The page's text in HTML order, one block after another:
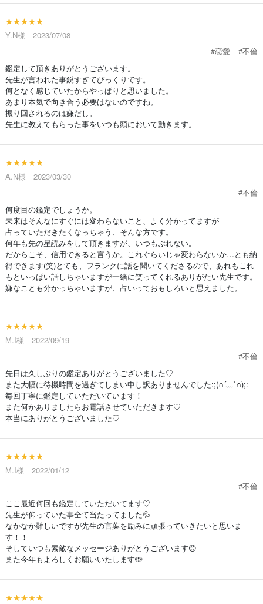
★★★★★
Y.N様 2023/07/08
#恋愛
#不倫
鑑定して頂きありがとうございます。
先生が言われた事鋭すぎてびっくりです。
何となく感じていたからやっぱりと思いました。
あまり本気で向き合う必要はないのですね。
振り回されるのは嫌だし。
先生に教えてもらった事をいつも頭において動きます。
★★★★★
A.N様 2023/03/30
#不倫
何度目の鑑定でしょうか。
未来はそんなにすぐには変わらないこと、よく分かってますが
占っていただきたくなっちゃう、そんな方です。
何年も先の星読みをして頂きますが、いつもぶれない。
だからこそ、信用できると言うか。これぐらいじゃ変わらないか…とも納
得できます(笑)とても、フランクに話を聞いてくださるので、あれもこれ
もといっぱい話しちゃいますが一緒に笑ってくれるありがたい先生です。
嫌なことも分かっちゃいますが、占いっておもしろいと思えました。
★★★★★
M.I様 2022/09/19
#不倫
先日は久しぶりの鑑定ありがとうございました♡
また大幅に待機時間を過ぎてしまい申し訳ありませんでした:;(∩´﹏`∩);:
毎回丁寧に鑑定していただいています！
また何かありましたらお電話させていただきます♡
本当にありがとうございました♡
★★★★★
M.I様 2022/01/12
#不倫
ここ最近何回も鑑定していただいてます♡
先生が仰っていた事全て当たってました💦
なかなか難しいですが先生の言葉を励みに頑張っていきたいと思いま
す！！
そしていつも素敵なメッセージありがとうございます😊
また今年もよろしくお願いいたします🤲
★★★★★